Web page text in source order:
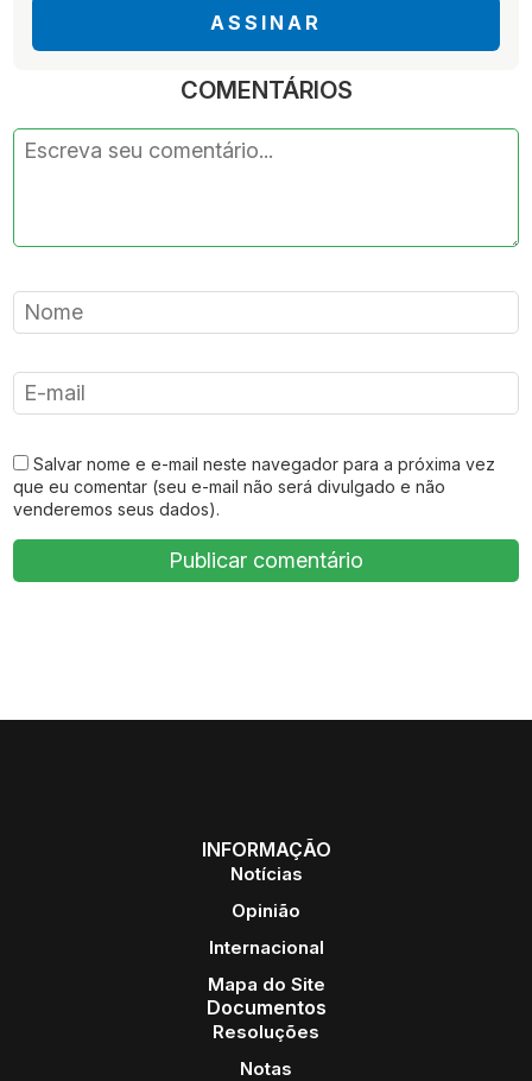
ASSINAR
COMENTÁRIOS
Salvar nome e e-mail neste navegador para a próxima vez
que eu comentar (seu e-mail não será divulgado e não
venderemos seus dados).
INFORMAÇÃO
Notícias
Opinião
Internacional
Mapa do Site
Documentos
Resoluções
Notas